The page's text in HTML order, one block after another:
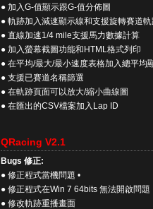
● 加入G-值顯示跟G-值分佈圖
● 軌跡加入減速顯示線和支援旋轉賽道
● 直線加速1/4 mile支援馬力數據計算
● 加入螢幕截圖功能和HTML格式列印
● 在平均/最大/最小速度表格加入總平均
● 支援已賽道名稱篩選
● 在軌跡頁面可以放大/縮小曲線圖
● 在匯出的CSV檔案加入Lap ID
QRacing V2.1
Bugs 修正:
● 修正程式當機問題 •
● 修正程式在Win 7 64bits 無法開啟問題
● 修改軌跡重播畫面